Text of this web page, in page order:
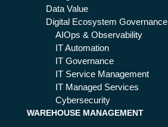
Data Value
Digital Ecosystem Governance
AIOps & Observability
IT Automation
IT Governance
IT Service Management
IT Managed Services
Cybersecurity
WAREHOUSE MANAGEMENT